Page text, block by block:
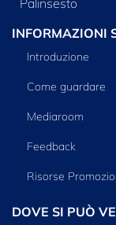
INFORMAZIONI
Introduzione
Come guardare
Mediaroom
Feedback
Risorse
DOVE SI PUÒ